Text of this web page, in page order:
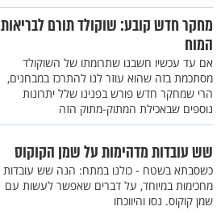
מחקר חדש קובע: שוקולד תורם לבריאות
המוח
אם עד עכשיו חשבנו שתרומתו של השוקולד
מסתכמת בזה שהוא עוזר לנו להתרכז במבחנים,
הרי שמחקר חדש פורש בפנינו שלל יתרונות
נוספים שבאכילת המתוק-מתוק הזה
שש עובדות מדהימות על שמן הקוקוס
כשסבתא בשטח - כולנו במתח: הנה שש עובדות
מחכימות במיוחד, על דברים שאפשר לעשות עם
שמן קוקוס. נסו והיווכחו